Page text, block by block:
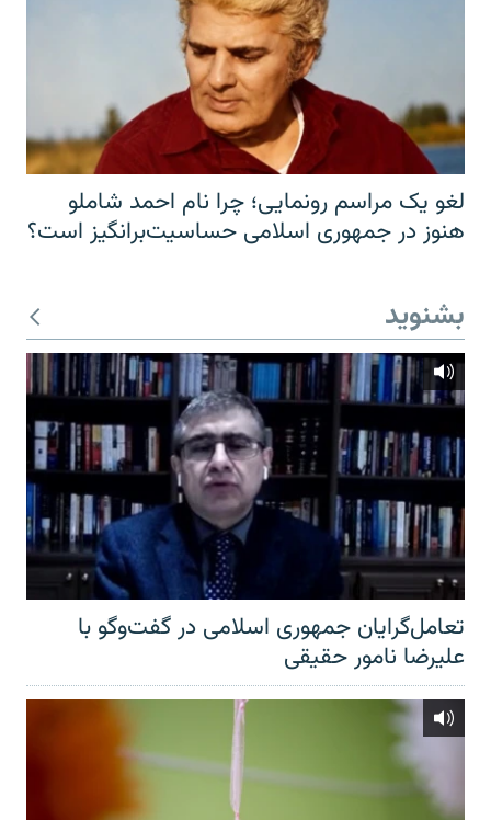
لغو یک مراسم رونمایی؛ چرا نام احمد شاملو
هنوز در جمهوری اسلامی حساسیت‌برانگیز است؟
بشنوید
تعامل‌گرایان جمهوری اسلامی در گفت‌وگو با
علیرضا نامور حقیقی